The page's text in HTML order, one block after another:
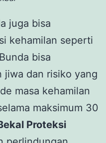
juga bisa
kehamilan seperti
bisa
jiwa dan risiko yang
masa kehamilan
maksimum 30
Proteksi